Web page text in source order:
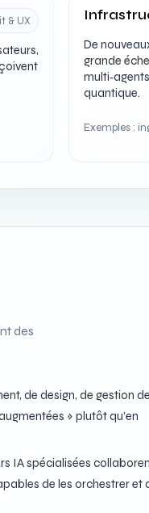
& UX
De
grande
quantique.
Exemples :
des
de design, de gestion de
» plutôt qu’en
IA spécialisées
de les orchestrer et